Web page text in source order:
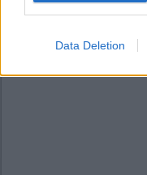
Data Deletion